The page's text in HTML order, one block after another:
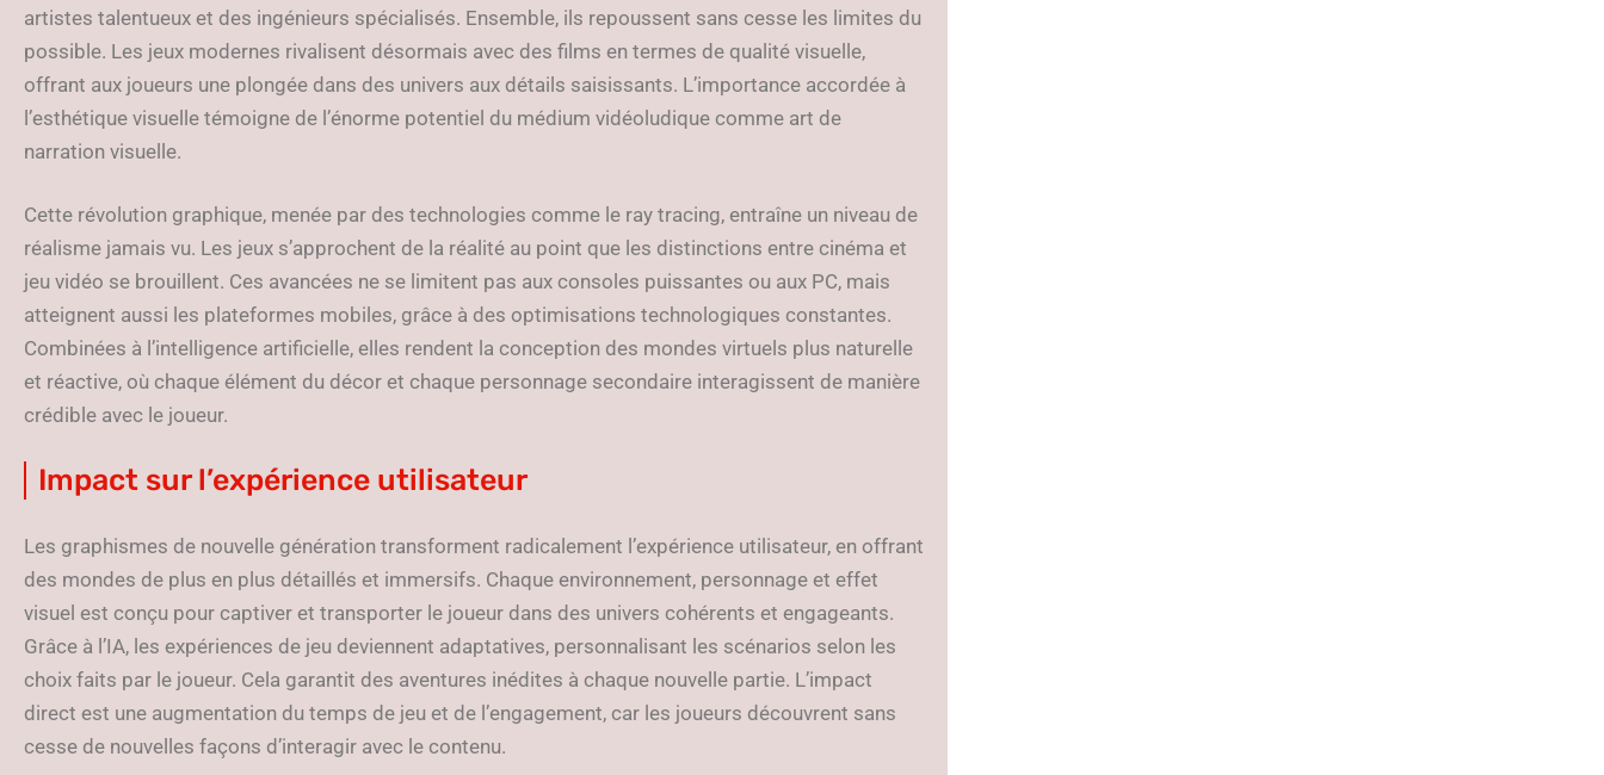
artistes talentueux et des ingénieurs spécialisés. Ensemble, ils repoussent sans cesse les limites du
possible. Les jeux modernes rivalisent désormais avec des films en termes de qualité visuelle,
offrant aux joueurs une plongée dans des univers aux détails saisissants. L’importance accordée à
l’esthétique visuelle témoigne de l’énorme potentiel du médium vidéoludique comme art de
narration visuelle.
Cette révolution graphique, menée par des technologies comme le ray tracing, entraîne un niveau de
réalisme jamais vu. Les jeux s’approchent de la réalité au point que les distinctions entre cinéma et
jeu vidéo se brouillent. Ces avancées ne se limitent pas aux consoles puissantes ou aux PC, mais
atteignent aussi les plateformes mobiles, grâce à des optimisations technologiques constantes.
Combinées à l’intelligence artificielle, elles rendent la conception des mondes virtuels plus naturelle
et réactive, où chaque élément du décor et chaque personnage secondaire interagissent de manière
crédible avec le joueur.
Impact sur l’expérience utilisateur
Les graphismes de nouvelle génération transforment radicalement l’expérience utilisateur, en offrant
des mondes de plus en plus détaillés et immersifs. Chaque environnement, personnage et effet
visuel est conçu pour captiver et transporter le joueur dans des univers cohérents et engageants.
Grâce à l’IA, les expériences de jeu deviennent adaptatives, personnalisant les scénarios selon les
choix faits par le joueur. Cela garantit des aventures inédites à chaque nouvelle partie. L’impact
direct est une augmentation du temps de jeu et de l’engagement, car les joueurs découvrent sans
cesse de nouvelles façons d’interagir avec le contenu.